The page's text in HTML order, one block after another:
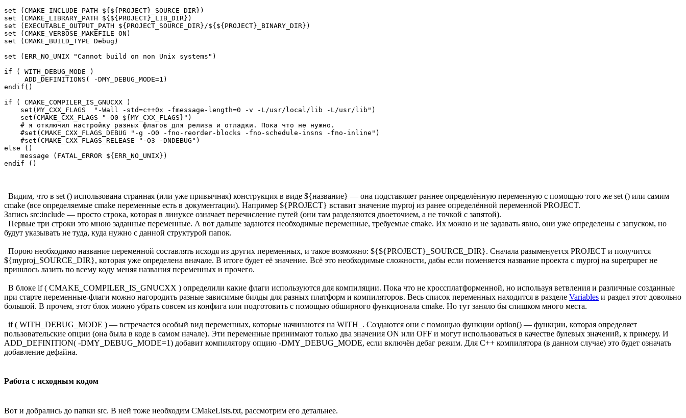
set (CMAKE_INCLUDE_PATH ${${PROJECT}_SOURCE_DIR})
set (CMAKE_LIBRARY_PATH ${${PROJECT}_LIB_DIR})
set (EXECUTABLE_OUTPUT_PATH ${PROJECT_SOURCE_DIR}/${${PROJECT}_BINARY_DIR})
set (CMAKE_VERBOSE_MAKEFILE ON)
set (CMAKE_BUILD_TYPE Debug)
set (ERR_NO_UNIX "Cannot build on non Unix systems")
if ( WITH_DEBUG_MODE )
     ADD_DEFINITIONS( -DMY_DEBUG_MODE=1)
endif()
if ( CMAKE_COMPILER_IS_GNUCXX )
    set(MY_CXX_FLAGS  "-Wall -std=c++0x -fmessage-length=0 -v -L/usr/local/lib -L/usr/lib")
    set(CMAKE_CXX_FLAGS "-O0 ${MY_CXX_FLAGS}")
    # я отключил настройку разных флагов для релиза и отладки. Пока что не нужно.
    #set(CMAKE_CXX_FLAGS_DEBUG "-g -O0 -fno-reorder-blocks -fno-schedule-insns -fno-inline")
    #set(CMAKE_CXX_FLAGS_RELEASE "-O3 -DNDEBUG")
else ()
    message (FATAL_ERROR ${ERR_NO_UNIX})
Видим, что в set () использована странная (или уже привычная) конструкция в виде ${название} — она подставляет раннее определённую переменную с помощью того же set () или самим
cmake (все определяемые cmake переменные есть в документации). Например ${PROJECT} вставит значение myproj из ранее определённой переменной PROJECT.
Запись src:include — просто строка, которая в линуксе означает перечисление путей (они там разделяются двоеточием, а не точкой с запятой).
Первые три строки это мною заданные переменные. А вот дальше задаются необходимые переменные, требуемые cmake. Их можно и не задавать явно, они уже определены с запуском, но
будут указывать не туда, куда нужно с данной структурой папок.
Порою необходимо название переменной составлять исходя из других переменных, и такое возможно: ${${PROJECT}_SOURCE_DIR}. Сначала разыменуется PROJECT и получится
${myproj_SOURCE_DIR}, которая уже определена вначале. В итоге будет её значение. Всё это необходимые сложности, дабы если поменяется название проекта с myproj на superpuper не
пришлось лазить по всему коду меняя названия переменных и прочего.
В блоке if ( CMAKE_COMPILER_IS_GNUCXX ) определили какие флаги используются для компиляции. Пока что не кроссплатформенной, но используя ветвления и различные созданные
при старте переменные-флаги можно нагородить разные зависимые билды для разных платформ и компиляторов. Весь список переменных находится в разделе Variables и раздел этот довольно
большой. В прочем, этот блок можно убрать совсем из конфига или подготовить с помощью обширного функционала cmake. Но тут заняло бы слишком много места.
if ( WITH_DEBUG_MODE ) — встречается особый вид переменных, которые начинаются на WITH_. Создаются они с помощью функции option() — функции, которая определяет
пользовательские опции (она была в коде в самом начале). Эти переменные принимают только два значения ON или OFF и могут использоваться в качестве булевых значений, к примеру. И
ADD_DEFINITION( -DMY_DEBUG_MODE=1) добавит компилятору опцию -DMY_DEBUG_MODE, если включён дебаг режим. Для С++ компилятора (в данном случае) это будет означать
добавление дефайна.
Работа с исходным кодом
Вот и добрались до папки src. В ней тоже необходим CMakeLists.txt, рассмотрим его детальнее.